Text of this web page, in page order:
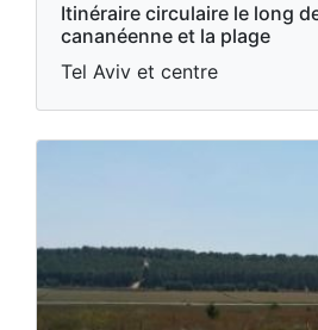
Itinéraire circulaire le long
cananéenne et la plage
Tel Aviv et centre